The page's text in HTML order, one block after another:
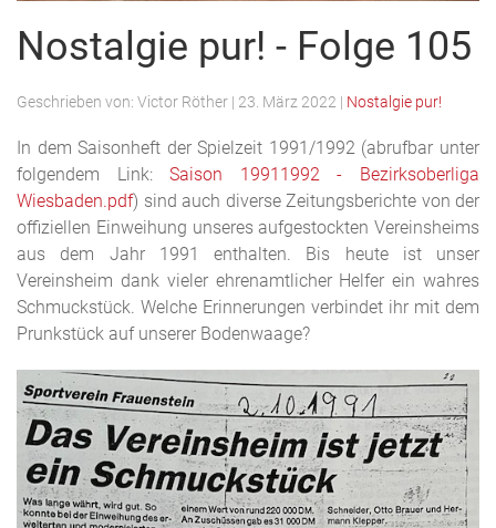
Nostalgie pur! - Folge 105
Geschrieben von: Victor Röther | 23. März 2022 | Nostalgie pur!
In dem Saisonheft der Spielzeit 1991/1992 (abrufbar unter
folgendem Link:Saison 19911992 - Bezirksoberliga
Wiesbaden.pdf) sind auch diverse Zeitungsberichte von der
offiziellen Einweihung unseres aufgestockten Vereinsheims
aus dem Jahr 1991 enthalten. Bis heute ist unser
Vereinsheim dank vieler ehrenamtlicher Helfer ein wahres
Schmuckstück. Welche Erinnerungen verbindet ihr mit dem
Prunkstück auf unserer Bodenwaage?